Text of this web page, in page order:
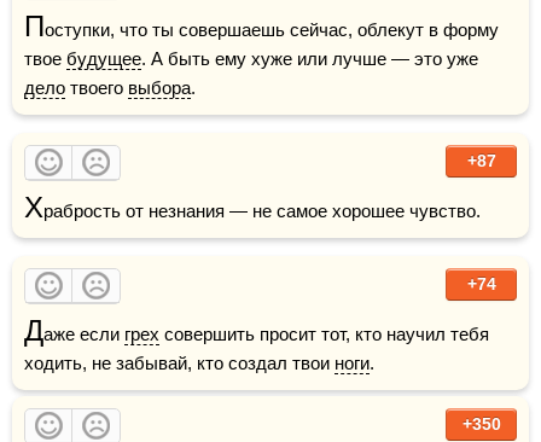
Поступки, что ты совершаешь сейчас, облекут в форму
твое будущее
дело твоего выбора.
+87
Храбрость от незнания — не самое хорошее чувство.
+74
Даже если грех совершить просит тот, кто научил тебя
ходить, не забывай, кто создал твои ноги.
+350